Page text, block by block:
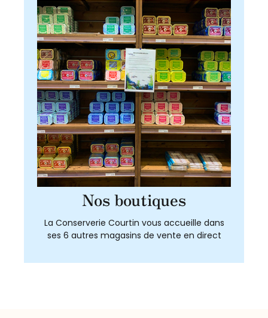
Nos boutiques
La Conserverie Courtin vous accueille dans
ses 6 autres magasins de vente en direct